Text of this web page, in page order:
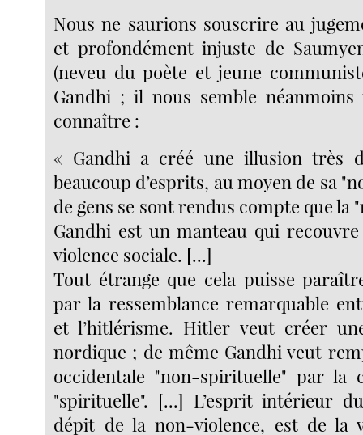
Nous ne saurions souscrire au
et profondément injuste de
(neveu du poète et jeune
Gandhi ; il nous semble
connaître :
« Gandhi a créé une illusion très
beaucoup d’esprits, au moyen de sa
de gens se sont rendus compte que la
Gandhi est un manteau qui
violence sociale. [...]
Tout étrange que cela puisse
par la ressemblance remarquable
et l’hitlérisme. Hitler veut créer
nordique ; de même Gandhi veut
occidentale "non-spirituelle" par la
"spirituelle". [...] L’esprit intérieur
dépit de la non-violence, est de la